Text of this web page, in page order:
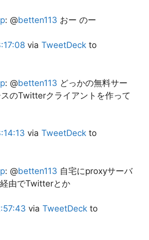
: @betten113 おー のー
via TweetDeck to
: @betten113 どっかの無料サー
のTwitterクライアントを作って
via TweetDeck to
: @betten113 自宅にproxyサーバ
由でTwitterとか
via TweetDeck to